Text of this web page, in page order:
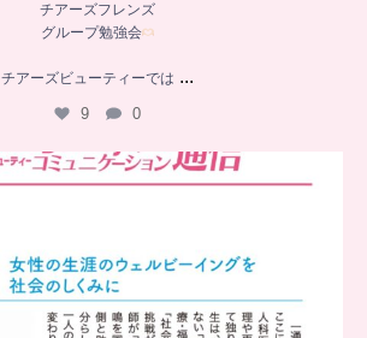
チアーズフレンズ
グループ勉強会
チアーズビューティーでは ...
9 0
..
8